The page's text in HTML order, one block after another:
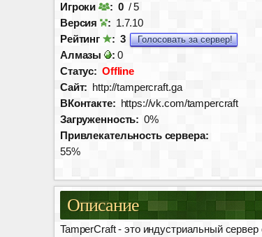
Игроки
: 0 / 5
Версия
: 1.7.10
Рейтинг
: 3 Голосовать за сервер!
Алмазы : 0
Статус: Offline
Сайт: http://tampercraft.ga
ВКонтакте: https://vk.com/tampercraft
Загруженность: 0%
Привлекательность сервера:
55%
Описание
TamperCraft - это индустриальный